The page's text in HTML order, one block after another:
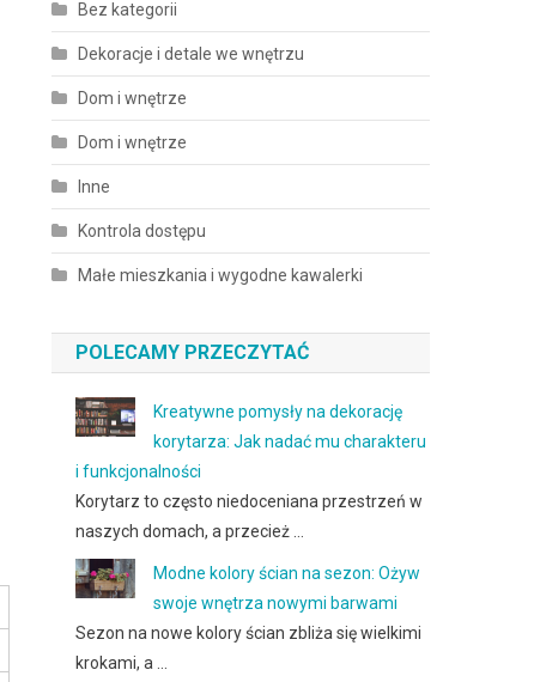
Bez kategorii
Dekoracje i detale we wnętrzu
Dom i wnętrze
Dom i wnętrze
Inne
Kontrola dostępu
Małe mieszkania i wygodne kawalerki
POLECAMY PRZECZYTAĆ
Kreatywne pomysły na dekorację
korytarza: Jak nadać mu charakteru
i funkcjonalności
Korytarz to często niedoceniana przestrzeń w
naszych domach, a przecież …
Modne kolory ścian na sezon: Ożyw
swoje wnętrza nowymi barwami
Sezon na nowe kolory ścian zbliża się wielkimi
krokami, a …